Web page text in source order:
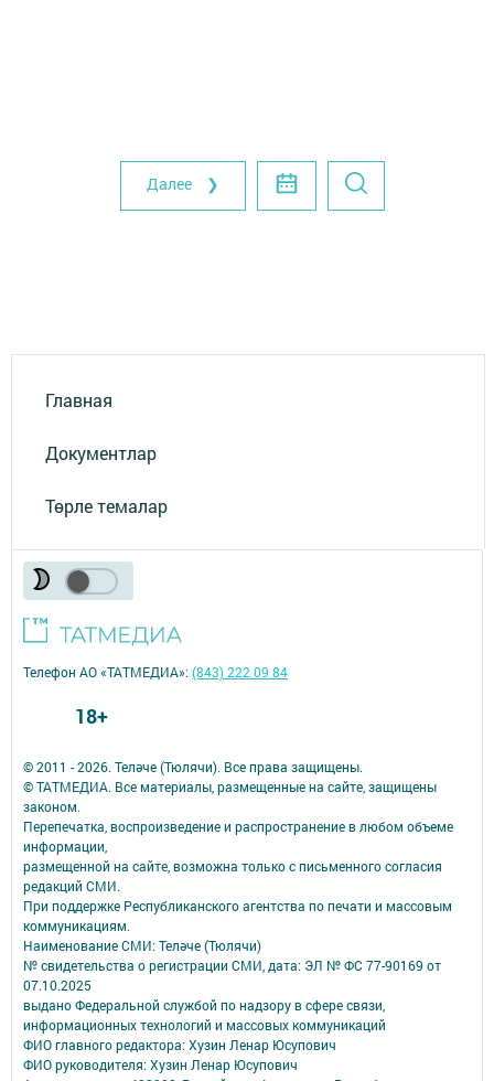
Далее ❯
Главная
Документлар
Төрле темалар
© 2011 - 2026. Теләче (Тюлячи). Все права защищены.
© ТАТМЕДИА. Все материалы, размещенные на сайте, защищены
законом.
Перепечатка, воспроизведение и распространение в любом объеме
информации,
размещенной на сайте, возможна только с письменного согласия
редакций СМИ.
При поддержке Республиканского агентства по печати и массовым
коммуникациям.
Наименование СМИ: Теләче (Тюлячи)
№ свидетельства о регистрации СМИ, дата: ЭЛ № ФС 77-90169 от
07.10.2025
выдано Федеральной службой по надзору в сфере связи,
информационных технологий и массовых коммуникаций
ФИО главного редактора: Хузин Ленар Юсупович
ФИО руководителя: Хузин Ленар Юсупович
Телефон АО «ТАТМЕДИА»:(843) 222 09 84
18+